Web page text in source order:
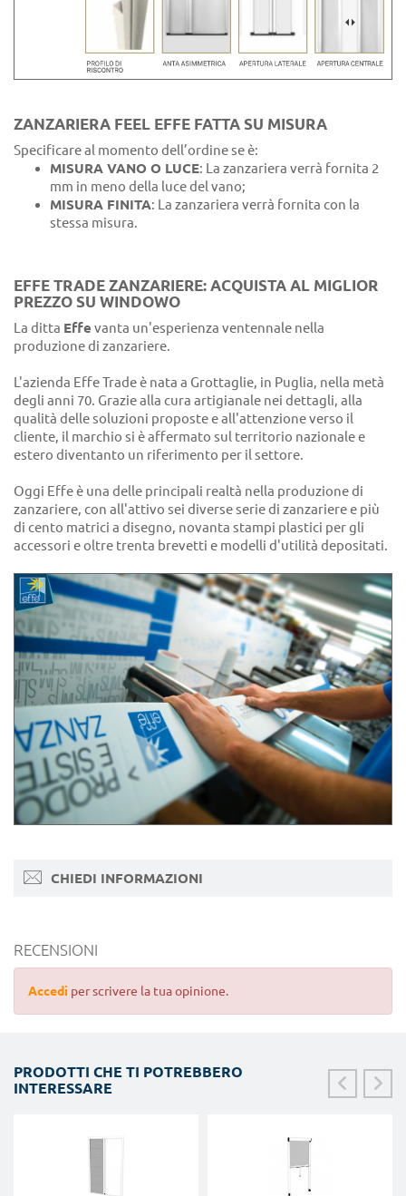
ZANZARIERA FEEL EFFE FATTA SU MISURA
Specificare al momento dell’ordine se è:
MISURA VANO O LUCE: La zanzariera verrà fornita 2
mm in meno della luce del vano;
MISURA FINITA: La zanzariera verrà fornita con la
stessa misura.
EFFE TRADE ZANZARIERE: ACQUISTA AL MIGLIOR
PREZZO SU WINDOWO
La ditta Effe vanta un'esperienza ventennale nella
produzione di zanzariere.
L'azienda Effe Trade è nata a Grottaglie, in Puglia, nella metà
degli anni 70. Grazie alla cura artigianale nei dettagli, alla
qualità delle soluzioni proposte e all'attenzione verso il
cliente, il marchio si è affermato sul territorio nazionale e
estero diventanto un riferimento per il settore.
Oggi Effe è una delle principali realtà nella produzione di
zanzariere, con all'attivo sei diverse serie di zanzariere e più
di cento matrici a disegno, novanta stampi plastici per gli
accessori e oltre trenta brevetti e modelli d'utilità depositati.
CHIEDI INFORMAZIONI
RECENSIONI
Accedi per scrivere la tua opinione.
PRODOTTI CHE TI POTREBBERO
INTERESSARE